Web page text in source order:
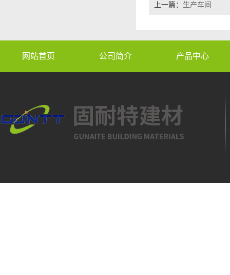
上一篇： 生产车间
网站首页 公司简介 产品中心